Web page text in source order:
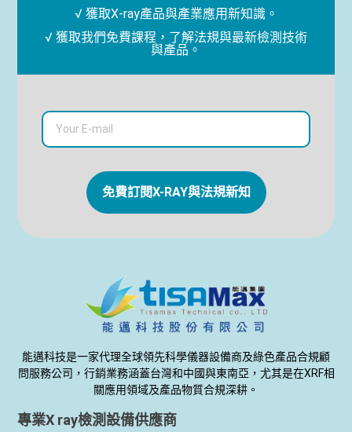
√ 獲取X-ray產品與產業應用新知識。
√ 獲取我們免費課程，了解法規與最新檢測技術
與產品。
免費訂閱X-RAY與法規新知
能邁科技是一家代理全球領先科學儀器設備商及綠色產品合規顧
問服務公司，行銷業務涵蓋台灣和中國與東南亞，尤其是在XRF相
關應用領域及產品物質合規深耕。
專業X ray檢測設備供應商